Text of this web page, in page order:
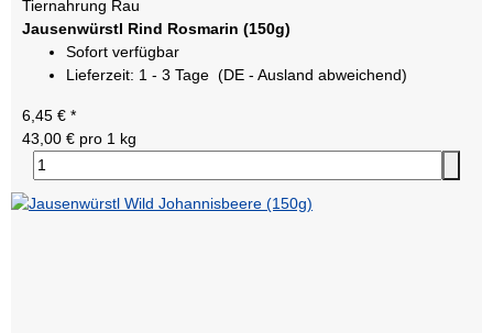
Tiernahrung Rau
Jausenwürstl Rind Rosmarin (150g)
Sofort verfügbar
Lieferzeit: 1 - 3 Tage (DE - Ausland abweichend)
6,45 € *
43,00 € pro 1 kg